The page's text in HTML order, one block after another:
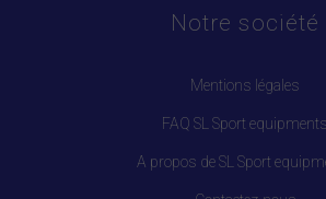
Notre société
Mentions légales
FAQ SL Sport equipments
A propos de SL Sport